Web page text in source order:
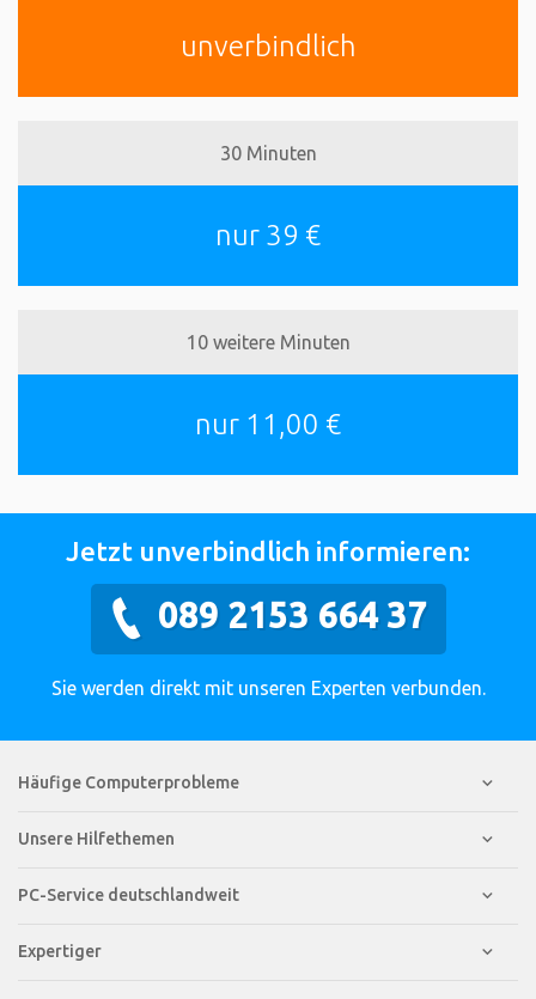
unverbindlich
30 Minuten
nur 39 €
10 weitere Minuten
nur 11,00 €
Jetzt unverbindlich informieren:
089 2153 664 37
Sie werden direkt mit unseren Experten verbunden.
Häufige Computerprobleme
Unsere Hilfethemen
PC-Service deutschlandweit
Expertiger